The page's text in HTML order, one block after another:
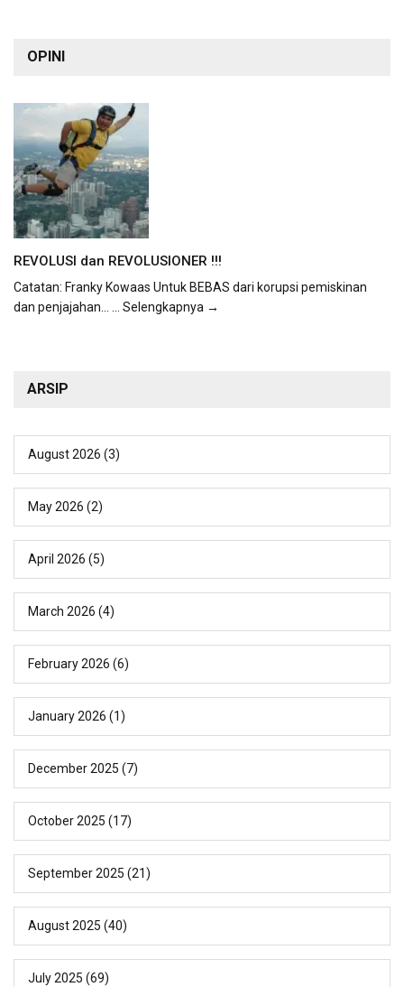
OPINI
REVOLUSI dan REVOLUSIONER !!!
Catatan: Franky Kowaas Untuk BEBAS dari korupsi pemiskinan
dan penjajahan... ... Selengkapnya →
ARSIP
August 2026 (3)
May 2026 (2)
April 2026 (5)
March 2026 (4)
February 2026 (6)
January 2026 (1)
December 2025 (7)
October 2025 (17)
September 2025 (21)
August 2025 (40)
July 2025 (69)